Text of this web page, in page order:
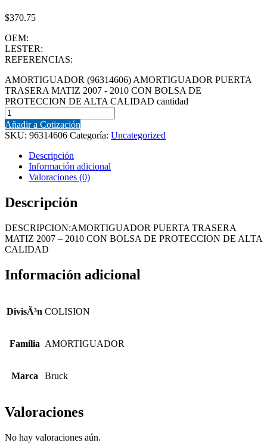
$370.75
OEM:
LESTER:
REFERENCIAS:
AMORTIGUADOR (96314606) AMORTIGUADOR PUERTA
TRASERA MATIZ 2007 - 2010 CON BOLSA DE
PROTECCION DE ALTA CALIDAD cantidad
Añadir a Cotización
SKU: 96314606 Categoría: Uncategorized
Descripción
Información adicional
Valoraciones (0)
Descripción
DESCRIPCION:AMORTIGUADOR PUERTA TRASERA
MATIZ 2007 – 2010 CON BOLSA DE PROTECCION DE ALTA
CALIDAD
Información adicional
DivisÃ³n COLISION
Familia AMORTIGUADOR
Marca Bruck
Valoraciones
No hay valoraciones aún.